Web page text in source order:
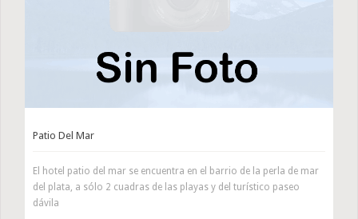
Patio Del Mar
El hotel patio del mar se encuentra en el barrio de la perla de mar
del plata, a sólo 2 cuadras de las playas y del turístico paseo
dávila